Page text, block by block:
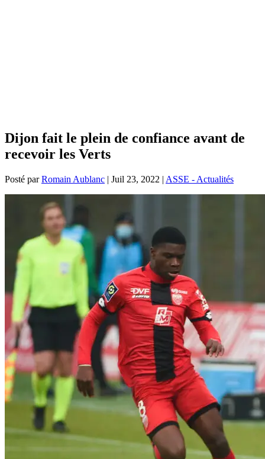
Dijon fait le plein de confiance avant de
recevoir les Verts
Posté parRomain Aublanc | Juil 23, 2022 | ASSE - Actualités